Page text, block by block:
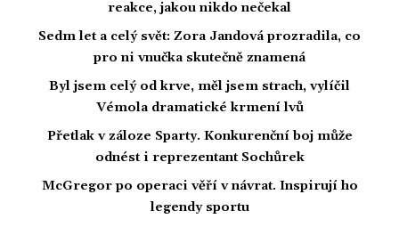
reakce, jakou nikdo nečekal
Sedm let a celý svět: Zora Jandová prozradila, co
pro ni vnučka skutečně znamená
Byl jsem celý od krve, měl jsem strach, vylíčil
Vémola dramatické krmení lvů
Přetlak v záloze Sparty. Konkurenční boj může
odnést i reprezentant Sochůrek
McGregor po operaci věří v návrat. Inspirují ho
legendy sportu